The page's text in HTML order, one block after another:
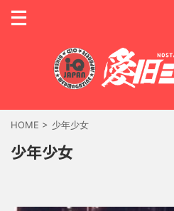
HOME > 少年少女
少年少女